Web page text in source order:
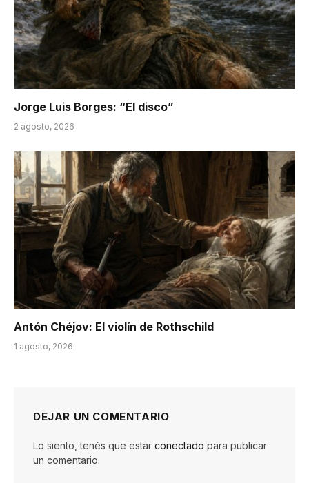
Jorge Luis Borges: “El disco”
2 agosto, 2026
Antón Chéjov: El violín de Rothschild
1 agosto, 2026
DEJAR UN COMENTARIO
Lo siento, tenés que estar conectado para publicar
un comentario.